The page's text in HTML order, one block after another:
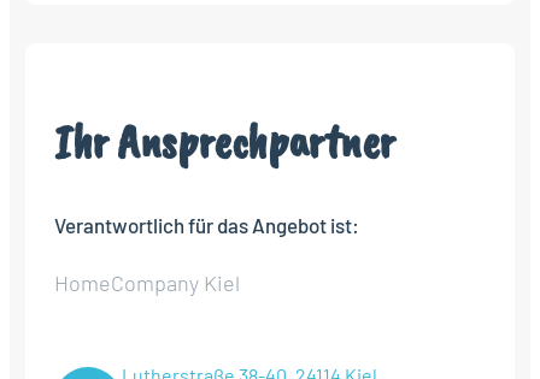
Ihr Ansprechpartner
Verantwortlich für das Angebot ist:
HomeCompany Kiel